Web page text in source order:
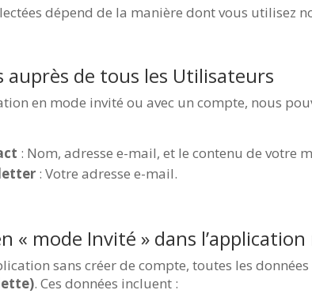
dépend de la manière dont vous utilisez
auprès de tous les Utilisateurs
en mode invité ou avec un compte, nous
: Nom, adresse e-mail, et le contenu de votre
: Votre adresse e-mail.
« mode Invité » dans
sans créer de compte, toutes les
. Ces données incluent :